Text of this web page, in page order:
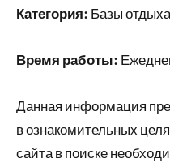
Категория: Базы
Время работы:
Данная информация
в ознакомительных
сайта в поиске